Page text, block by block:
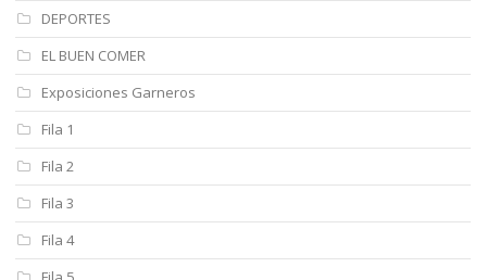
DEPORTES
EL BUEN COMER
Exposiciones Garneros
Fila 1
Fila 2
Fila 3
Fila 4